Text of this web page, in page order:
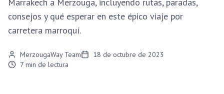
consejos y qué esperar en este épico viaje por
carretera marroquí.
MerzougaWay Team
18 de octubre de 2023
7 min de lectura